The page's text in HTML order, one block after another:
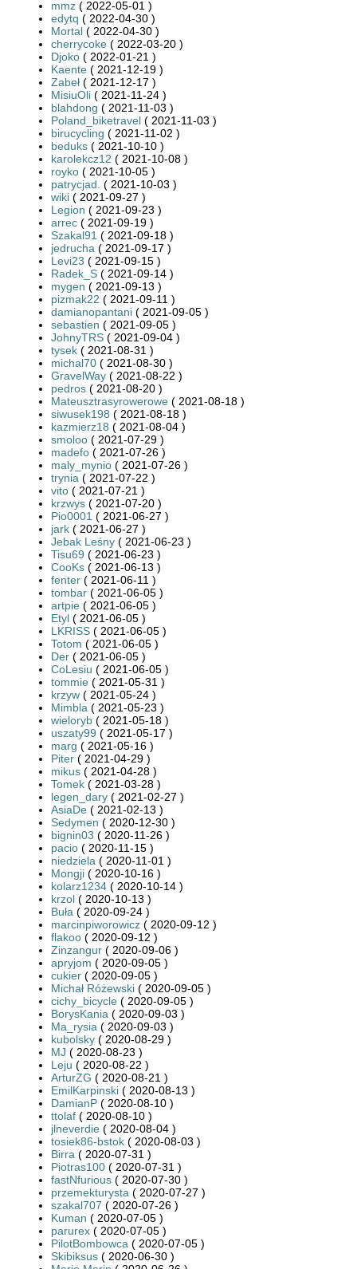
mmz ( 2022-05-01 )
edytq ( 2022-04-30 )
Mortal ( 2022-04-30 )
cherrycoke ( 2022-03-20 )
Djoko ( 2022-01-21 )
Kaente ( 2021-12-19 )
Zabeł ( 2021-12-17 )
MisiuOli ( 2021-11-24 )
blahdong ( 2021-11-03 )
Poland_biketravel ( 2021-11-03 )
birucycling ( 2021-11-02 )
beduks ( 2021-10-10 )
karolekcz12 ( 2021-10-08 )
royko ( 2021-10-05 )
patrycjad. ( 2021-10-03 )
wiki ( 2021-09-27 )
Legion ( 2021-09-23 )
arrec ( 2021-09-19 )
Szakal91 ( 2021-09-18 )
jedrucha ( 2021-09-17 )
Levi23 ( 2021-09-15 )
Radek_S ( 2021-09-14 )
mygen ( 2021-09-13 )
pizmak22 ( 2021-09-11 )
damianopantani ( 2021-09-05 )
sebastien ( 2021-09-05 )
JohnyTRS ( 2021-09-04 )
tysek ( 2021-08-31 )
michal70 ( 2021-08-30 )
GravelWay ( 2021-08-22 )
pedros ( 2021-08-20 )
Mateusztrasyrowerowe ( 2021-08-18 )
siwusek198 ( 2021-08-18 )
kazmierz18 ( 2021-08-04 )
smoloo ( 2021-07-29 )
madefo ( 2021-07-26 )
maly_mynio ( 2021-07-26 )
trynia ( 2021-07-22 )
vito ( 2021-07-21 )
krzwys ( 2021-07-20 )
Pio0001 ( 2021-06-27 )
jark ( 2021-06-27 )
Jebak Leśny ( 2021-06-23 )
Tisu69 ( 2021-06-23 )
CooKs ( 2021-06-13 )
fenter ( 2021-06-11 )
tombar ( 2021-06-05 )
artpie ( 2021-06-05 )
Etyl ( 2021-06-05 )
LKRISS ( 2021-06-05 )
Totom ( 2021-06-05 )
Der ( 2021-06-05 )
CoLesiu ( 2021-06-05 )
tommie ( 2021-05-31 )
krzyw ( 2021-05-24 )
Mimbla ( 2021-05-23 )
wieloryb ( 2021-05-18 )
uszaty99 ( 2021-05-17 )
marg ( 2021-05-16 )
Piter ( 2021-04-29 )
mikus ( 2021-04-28 )
Tomek ( 2021-03-28 )
legen_dary ( 2021-02-27 )
AsiaDe ( 2021-02-13 )
Sedymen ( 2020-12-30 )
bignin03 ( 2020-11-26 )
pacio ( 2020-11-15 )
niedziela ( 2020-11-01 )
Mongji ( 2020-10-16 )
kolarz1234 ( 2020-10-14 )
krzol ( 2020-10-13 )
Buła ( 2020-09-24 )
marcinpiworowicz ( 2020-09-12 )
flakoo ( 2020-09-12 )
Zinzangur ( 2020-09-06 )
apryjom ( 2020-09-05 )
cukier ( 2020-09-05 )
Michał Różewski ( 2020-09-05 )
cichy_bicycle ( 2020-09-05 )
BorysKania ( 2020-09-03 )
Ma_rysia ( 2020-09-03 )
kubolsky ( 2020-08-29 )
MJ ( 2020-08-23 )
Leju ( 2020-08-22 )
ArturZG ( 2020-08-21 )
EmilKarpinski ( 2020-08-13 )
DamianP ( 2020-08-10 )
ttolaf ( 2020-08-10 )
jlneverdie ( 2020-08-04 )
tosiek86-bstok ( 2020-08-03 )
Birra ( 2020-07-31 )
Piotras100 ( 2020-07-31 )
fastNfurious ( 2020-07-30 )
przemekturysta ( 2020-07-27 )
szakal707 ( 2020-07-26 )
Kuman ( 2020-07-05 )
parurex ( 2020-07-05 )
PilotBombowca ( 2020-07-05 )
Skibiksus ( 2020-06-30 )